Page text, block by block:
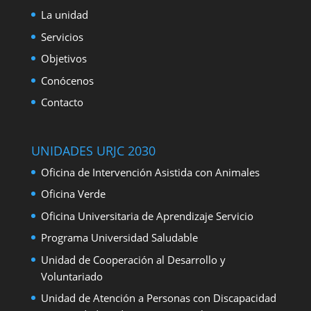
La unidad
Servicios
Objetivos
Conócenos
Contacto
UNIDADES URJC 2030
Oficina de Intervención Asistida con Animales
Oficina Verde
Oficina Universitaria de Aprendizaje Servicio
Programa Universidad Saludable
Unidad de Cooperación al Desarrollo y
Voluntariado
Unidad de Atención a Personas con Discapacidad